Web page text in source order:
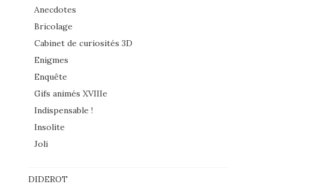
Anecdotes
Bricolage
Cabinet de curiosités 3D
Enigmes
Enquête
Gifs animés XVIIIe
Indispensable !
Insolite
Joli
DIDEROT